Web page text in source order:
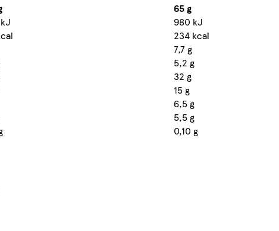
65 g
980 kJ
234 kcal
7,7 g
5,2 g
32 g
15 g
6,5 g
5,5 g
0,10 g